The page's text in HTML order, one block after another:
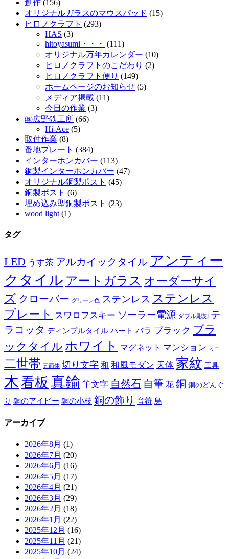
創作 (156)
オリジナルガラスのマウスパッド (15)
ヒロノクラフト (293)
HAS (3)
hitoyasumi・・・ (111)
オリジナル万年カレンダー (10)
ヒロノクラフトのこだわり (2)
ヒロノクラフト便り (149)
ホームページのお知らせ (5)
メディア掲載 (11)
今日の作業 (3)
㈱広野鉄工所 (66)
Hi-Ace (5)
取付作業 (8)
番地プレート (384)
インターホンカバー (113)
銅製インターホンカバー (47)
オリジナル銅製ポスト (45)
銅製ポスト (6)
埋め込み型銅製ポスト (23)
wood light (1)
タグ
LED うす茶 アルカイックタイル アンティー
クタイル アートガラス オーダーサイ
ズ クローバー グリーン色 ステンレス ステンレス
プレート スワロフスキー ソーラー電源 ダブル彫刻 テ
ラコッタ ディンプルタイル ハート バラ ブラック ブラ
ックタイル ホワイト マグネット マンション ミニ
二世帯 五面体 切り文字 和 和風モダン 天体 家紋 工具
木看板 真鍮 筆文字 自然石 自筆 花 銅 銅のどんぐ
り 銅のアイビー 銅の小枝 銅の飾り 音符 鳥
アーカイブ
2026年8月 (1)
2026年7月 (20)
2026年6月 (16)
2026年5月 (17)
2026年4月 (21)
2026年3月 (29)
2026年2月 (18)
2026年1月 (22)
2025年12月 (16)
2025年11月 (21)
2025年10月 (24)